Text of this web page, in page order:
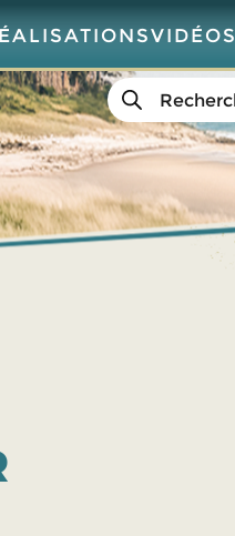
Recherche
de
produits
VIDÉOS